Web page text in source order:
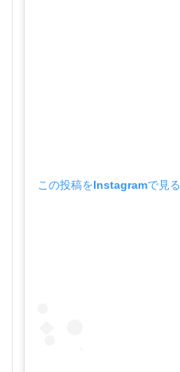
この投稿をInstagramで見る